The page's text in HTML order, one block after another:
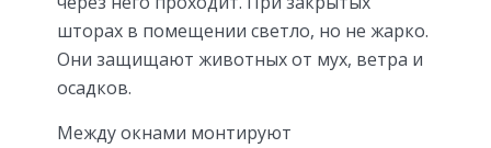
шторах в помещении светло, но не жарко.
Они защищают животных от мух, ветра и
осадков.
Между окнами монтируют